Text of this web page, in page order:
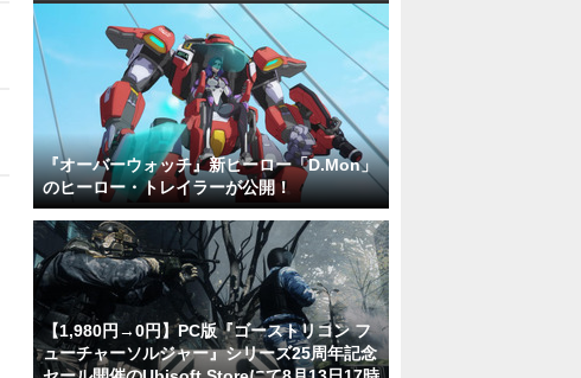
『オーバーウォッチ』新ヒーロー「D.Mon」
のヒーロー・トレイラーが公開！
【1,980円→0円】PC版『ゴーストリコン フ
ューチャーソルジャー』シリーズ25周年記念